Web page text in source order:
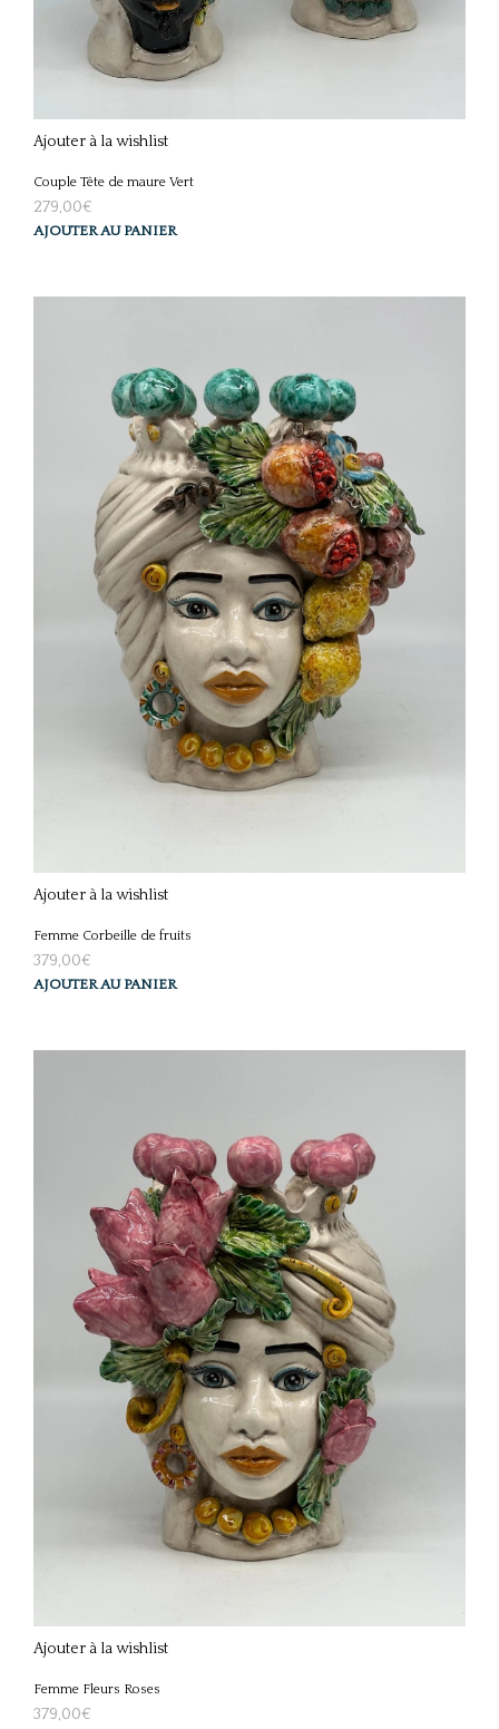
Ajouter à la wishlist
Couple Tête de maure Vert
279,00€
AJOUTER AU PANIER
Ajouter à la wishlist
Femme Corbeille de fruits
379,00€
AJOUTER AU PANIER
Ajouter à la wishlist
Femme Fleurs Roses
379,00€